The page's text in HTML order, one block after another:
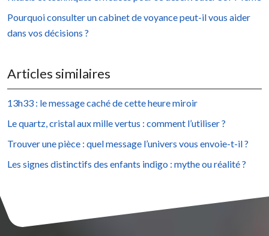
Pourquoi consulter un cabinet de voyance peut-il vous aider
dans vos décisions ?
Articles similaires
13h33 : le message caché de cette heure miroir
Le quartz, cristal aux mille vertus : comment l’utiliser ?
Trouver une pièce : quel message l’univers vous envoie-t-il ?
Les signes distinctifs des enfants indigo : mythe ou réalité ?